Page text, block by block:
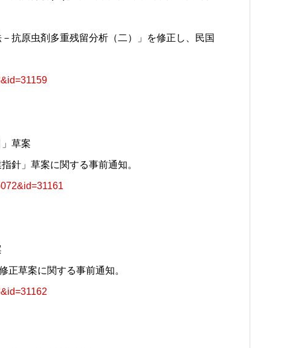
抗原虫剤多重残留分析（二）」を修正し、民国
草案
針」草案に関する事前通知。
正草案に関する事前通知。